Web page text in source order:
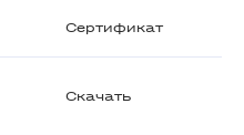
Сертификат
Скачать